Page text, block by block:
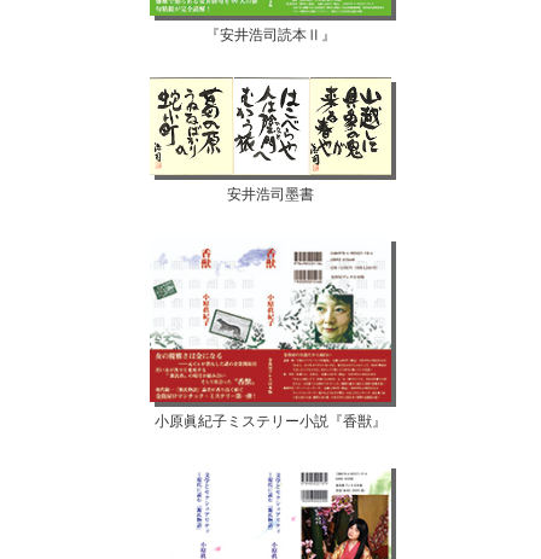
『安井浩司読本Ⅱ』
安井浩司墨書
小原眞紀子ミステリー小説『香獣』